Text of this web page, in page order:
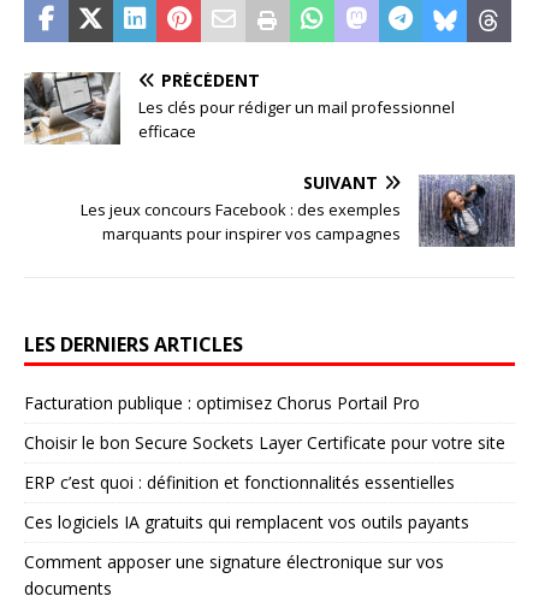
PRÉCÉDENT
Les clés pour rédiger un mail professionnel
efficace
SUIVANT
Les jeux concours Facebook : des exemples
marquants pour inspirer vos campagnes
LES DERNIERS ARTICLES
Facturation publique : optimisez Chorus Portail Pro
Choisir le bon Secure Sockets Layer Certificate pour votre site
ERP c’est quoi : définition et fonctionnalités essentielles
Ces logiciels IA gratuits qui remplacent vos outils payants
Comment apposer une signature électronique sur vos
documents